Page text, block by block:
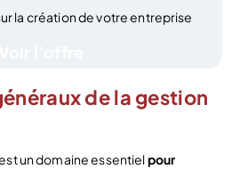
la création de votre entreprise
de la gestion
un domaine essentielpour